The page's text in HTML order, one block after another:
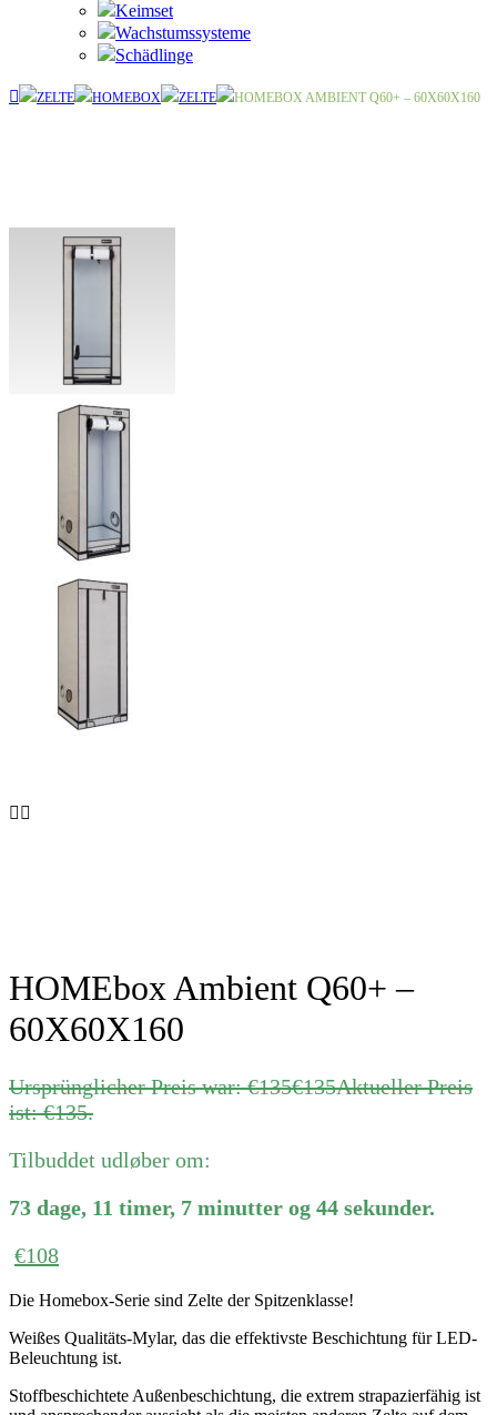
Keimset
Wachstumssysteme
Schädlinge
ZELTE HOMEBOX ZELTE HOMEBOX AMBIENT Q60+ – 60X60X160
HOMEbox Ambient Q60+ –
60X60X160
Ursprünglicher Preis war: €135€135Aktueller Preis
ist: €135.
Tilbuddet udløber om:
73 dage, 11 timer, 7 minutter og 44 sekunder.
€108
Die Homebox-Serie sind Zelte der Spitzenklasse!
Weißes Qualitäts-Mylar, das die effektivste Beschichtung für LED-
Beleuchtung ist.
Stoffbeschichtete Außenbeschichtung, die extrem strapazierfähig ist